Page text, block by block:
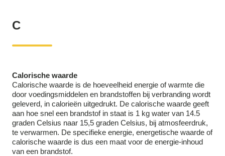
C
Calorische waarde
Calorische waarde is de hoeveelheid energie of warmte die
door voedingsmiddelen en brandstoffen bij verbranding wordt
geleverd, in calorieën uitgedrukt. De calorische waarde geeft
aan hoe snel een brandstof in staat is 1 kg water van 14.5
graden Celsius naar 15,5 graden Celsius, bij atmosfeerdruk,
te verwarmen. De specifieke energie, energetische waarde of
calorische waarde is dus een maat voor de energie-inhoud
van een brandstof.